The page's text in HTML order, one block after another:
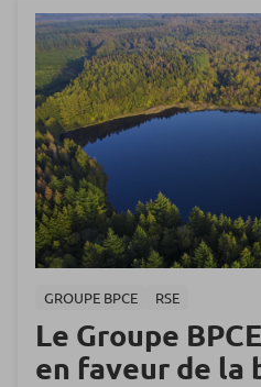
GROUPE BPCE RSE
Le Groupe
en faveur de la